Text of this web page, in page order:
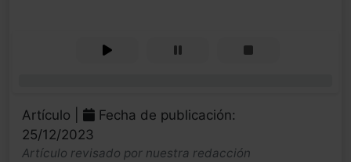
Artículo |
Fecha de publicación:
25/12/2023
Artículo revisado por nuestra redacción